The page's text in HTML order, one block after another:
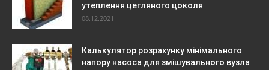
утеплення цегляного цоколя
08.12.2021
Калькулятор розрахунку мінімального
напору насоса для змішувального вузла